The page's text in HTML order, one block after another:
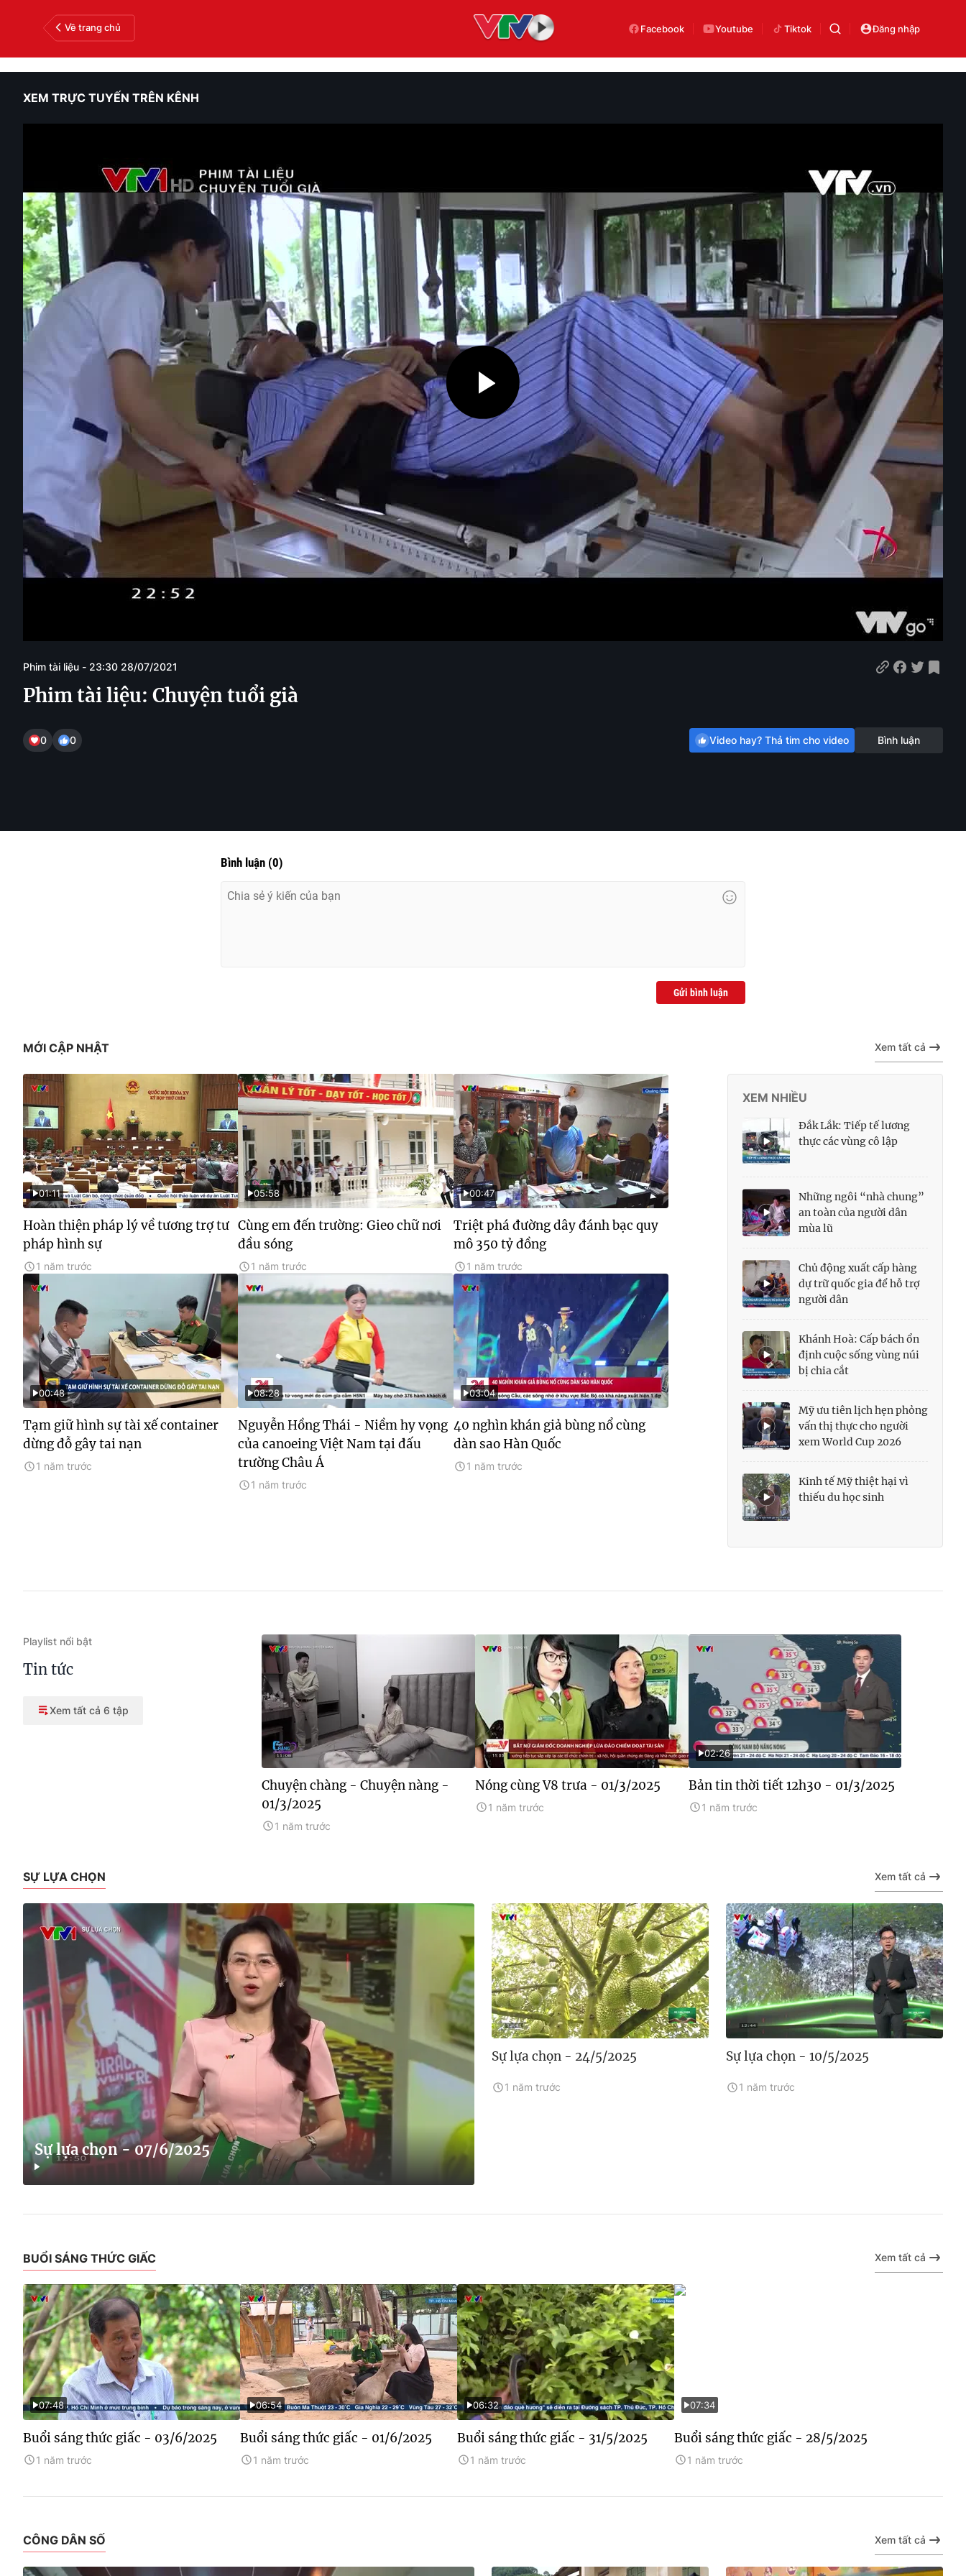
Về trang chủ Facebook Youtube Tiktok Đăng nhập
XEM TRỰC TUYẾN TRÊN KÊNH
Phim tài liệu - 23:30 28/07/2021
Phim tài liệu: Chuyện tuổi già
0 0 Video hay? Thả tim cho video Bình luận
Bình luận (0)
Gửi bình luận
MỚI CẬP NHẬT Xem tất cả
01:11
Hoàn thiện pháp lý về tương trợ tư
pháp hình sự
1 năm trước
05:58
Cùng em đến trường: Gieo chữ nơi
đầu sóng
1 năm trước
00:47
Triệt phá đường dây đánh bạc quy
mô 350 tỷ đồng
1 năm trước
00:48
Tạm giữ hình sự tài xế container
dừng đỗ gây tai nạn
1 năm trước
08:28
Nguyễn Hồng Thái - Niềm hy vọng
của canoeing Việt Nam tại đấu
trường Châu Á
1 năm trước
03:04
40 nghìn khán giả bùng nổ cùng
dàn sao Hàn Quốc
1 năm trước
XEM NHIỀU
Đắk Lắk: Tiếp tế lương
thực các vùng cô lập
Những ngôi “nhà chung”
an toàn của người dân
mùa lũ
Chủ động xuất cấp hàng
dự trữ quốc gia để hỗ trợ
người dân
Khánh Hoà: Cấp bách ổn
định cuộc sống vùng núi
bị chia cắt
Mỹ ưu tiên lịch hẹn phỏng
vấn thị thực cho người
xem World Cup 2026
Kinh tế Mỹ thiệt hại vì
thiếu du học sinh
Playlist nổi bật
Tin tức
Xem tất cả 6 tập
Chuyện chàng - Chuyện nàng -
01/3/2025
1 năm trước
Nóng cùng V8 trưa - 01/3/2025
1 năm trước
02:26
Bản tin thời tiết 12h30 - 01/3/2025
1 năm trước
SỰ LỰA CHỌN Xem tất cả
Sự lựa chọn - 07/6/2025
Sự lựa chọn - 24/5/2025
1 năm trước
Sự lựa chọn - 10/5/2025
1 năm trước
BUỔI SÁNG THỨC GIẤC Xem tất cả
07:48
Buổi sáng thức giấc - 03/6/2025
1 năm trước
06:54
Buổi sáng thức giấc - 01/6/2025
1 năm trước
06:32
Buổi sáng thức giấc - 31/5/2025
1 năm trước
07:34
Buổi sáng thức giấc - 28/5/2025
1 năm trước
CÔNG DÂN SỐ Xem tất cả